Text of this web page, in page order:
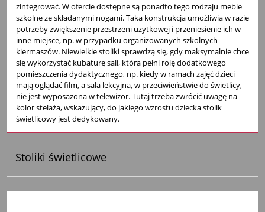
zintegrować. W ofercie dostępne są ponadto tego rodzaju meble
szkolne ze składanymi nogami. Taka konstrukcja umożliwia w razie
potrzeby zwiększenie przestrzeni użytkowej i przeniesienie ich w
inne miejsce, np. w przypadku organizowanych szkolnych
kiermaszów. Niewielkie stoliki sprawdzą się, gdy maksymalnie chce
się wykorzystać kubaturę sali, która pełni rolę dodatkowego
pomieszczenia dydaktycznego, np. kiedy w ramach zajęć dzieci
mają oglądać film, a sala lekcyjna, w przeciwieństwie do świetlicy,
nie jest wyposażona w telewizor. Tutaj trzeba zwrócić uwagę na
kolor stelaża, wskazujący, do jakiego wzrostu dziecka stolik
świetlicowy jest dedykowany.
Stoliki świetlicowe